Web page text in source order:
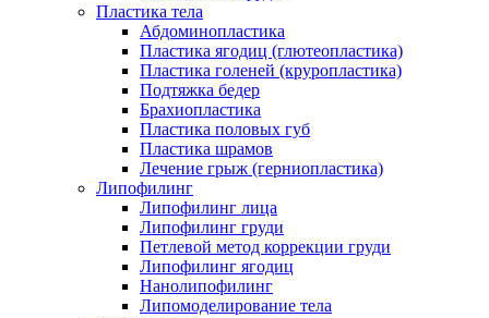
Пластика тела
Абдоминопластика
Пластика ягодиц (глютеопластика)
Пластика голеней (круропластика)
Подтяжка бедер
Брахиопластика
Пластика половых губ
Пластика шрамов
Лечение грыж (герниопластика)
Липофилинг
Липофилинг лица
Липофилинг груди
Петлевой метод коррекции груди
Липофилинг ягодиц
Нанолипофилинг
Липомоделирование тела